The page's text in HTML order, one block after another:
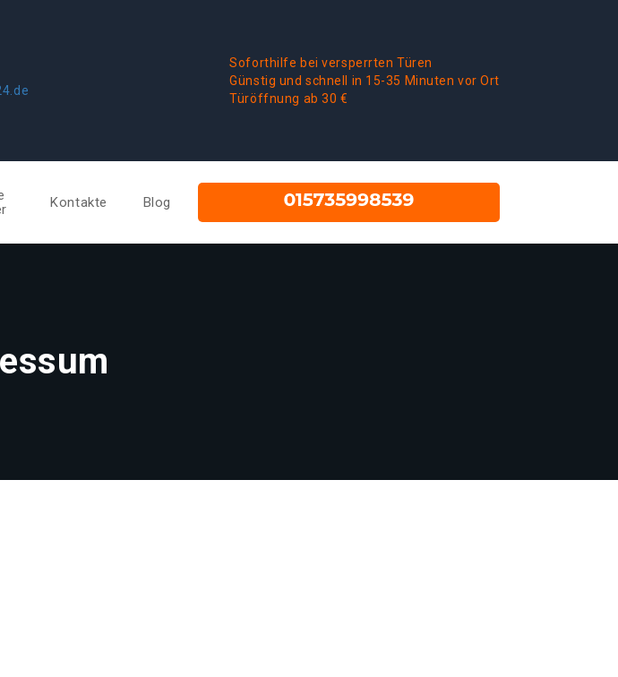
Soforthilfe bei versperrten Türen
Günstig und schnell in 15-35 Minuten vor Ort
Türöffnung ab 30 €
Kontakte Blog